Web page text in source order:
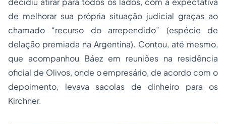
de melhorar sua própria situação judicial graças ao
chamado “recurso do arrependido” (espécie de
delação premiada na Argentina). Contou, até mesmo,
que acompanhou Báez em reuniões na residência
oficial de Olivos, onde o empresário, de acordo com o
depoimento, levava sacolas de dinheiro para os
Kirchner.